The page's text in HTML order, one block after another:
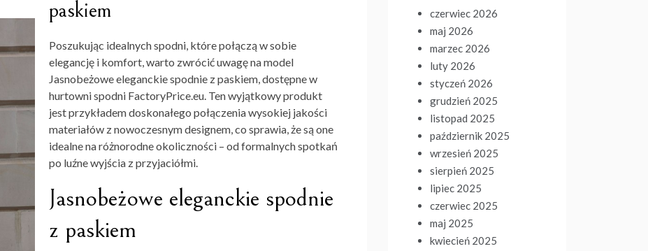
paskiem
Poszukując idealnych spodni, które połączą w sobie
elegancję i komfort, warto zwrócić uwagę na model
Jasnobeżowe eleganckie spodnie z paskiem, dostępne w
hurtowni spodni FactoryPrice.eu. Ten wyjątkowy produkt
jest przykładem doskonałego połączenia wysokiej jakości
materiałów z nowoczesnym designem, co sprawia, że są one
idealne na różnorodne okoliczności – od formalnych spotkań
po luźne wyjścia z przyjaciółmi.
Jasnobeżowe eleganckie spodnie
z paskiem
czerwiec 2026
maj 2026
marzec 2026
luty 2026
styczeń 2026
grudzień 2025
listopad 2025
październik 2025
wrzesień 2025
sierpień 2025
lipiec 2025
czerwiec 2025
maj 2025
kwiecień 2025